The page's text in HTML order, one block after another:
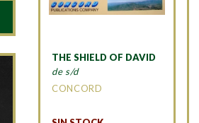
THE SHIELD OF DAVID
de s/d
CONCORD